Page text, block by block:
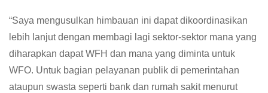
“Saya mengusulkan himbauan ini dapat dikoordinasikan
lebih lanjut dengan membagi lagi sektor-sektor mana yang
diharapkan dapat WFH dan mana yang diminta untuk
WFO. Untuk bagian pelayanan publik di pemerintahan
ataupun swasta seperti bank dan rumah sakit menurut